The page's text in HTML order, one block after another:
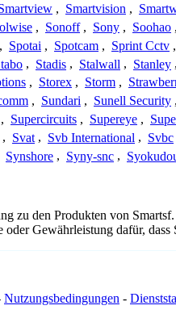
, Smartvision ,
, Sonoff , Sony , Soohao ,
, Spotai , Spotcam , Sprint Cctv ,
, Stadis , Stalwall , Stanley ,
, Storex , Storm ,
, Sundari , Sunell Security ,
, Supercircuits , Supereye ,
, Svat , Svb International , Svbc
Synshore , Syny-snc ,
zu den Produkten von
Gewährleistung dafür,
Nutzungsbedingungen -